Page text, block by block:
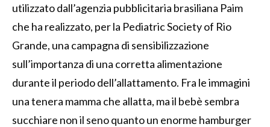
utilizzato dall’agenzia pubblicitaria brasiliana Paim
che ha realizzato, per la Pediatric Society of Rio
Grande, una campagna di sensibilizzazione
sull’importanza di una corretta alimentazione
durante il periodo dell’allattamento. Fra le immagini
una tenera mamma che allatta, ma il bebè sembra
succhiare non il seno quanto un enorme hamburger